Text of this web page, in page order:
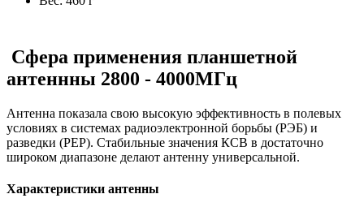
Сфера применения планшетной
антеннны 2800 - 4000МГц
Антенна показала свою высокую эффективность в полевых
условиях в системах радиоэлектронной борьбы (РЭБ) и
разведки (РЕР). Стабильные значения КСВ в достаточно
широком диапазоне делают антенну универсальной.
Характеристики антенны